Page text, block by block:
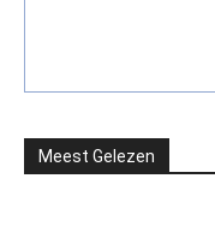
Meest Gelezen